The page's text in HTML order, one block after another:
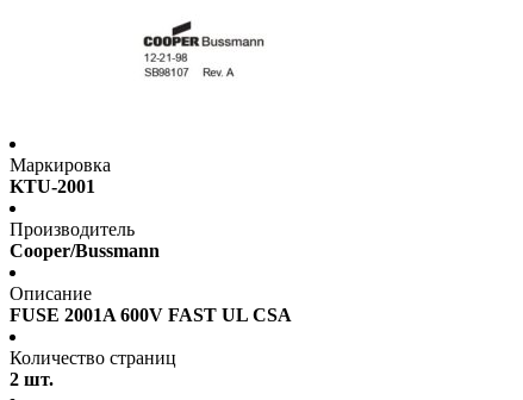
Маркировка
KTU-2001
Производитель
Cooper/Bussmann
Описание
FUSE 2001A 600V FAST UL CSA
Количество страниц
2 шт.